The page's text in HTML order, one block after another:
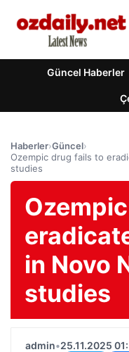
Güncel Haberler
Haberler›Güncel›
Ozempic drug fails to
studies
in Novo
studies
admin•25.11.2025